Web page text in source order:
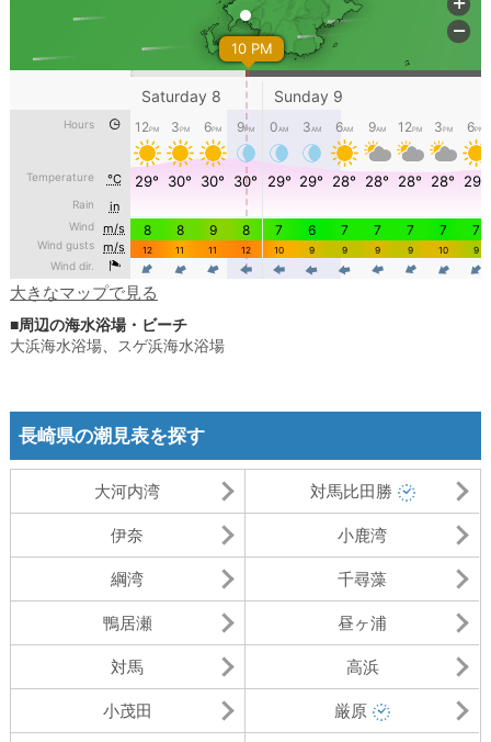
大きなマップで見る
■周辺の海水浴場・ビーチ
大浜海水浴場、 スゲ浜海水浴場
長崎県の潮見表を探す
大河内湾 対馬比田勝
伊奈 小鹿湾
綱湾 千尋藻
鴨居瀬 昼ヶ浦
対馬 高浜
小茂田 厳原